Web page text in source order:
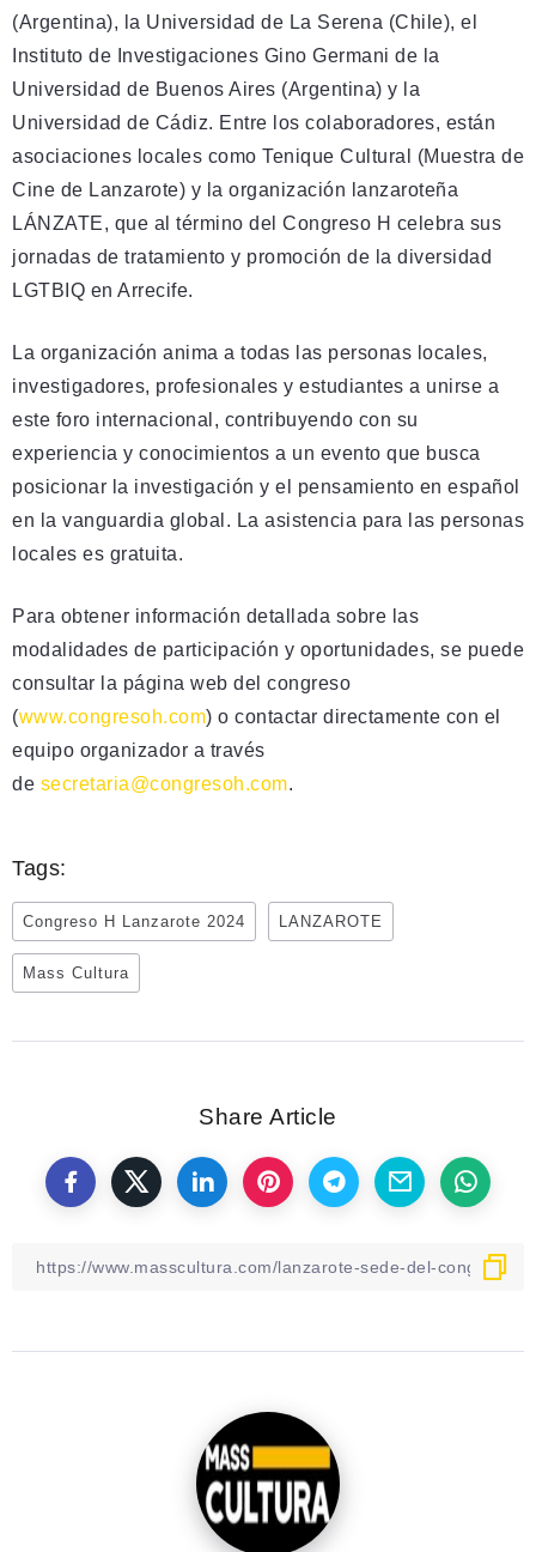
(Argentina), la Universidad de La Serena (Chile), el
Instituto de Investigaciones Gino Germani de la
Universidad de Buenos Aires (Argentina) y la
Universidad de Cádiz. Entre los colaboradores, están
asociaciones locales como Tenique Cultural (Muestra de
Cine de Lanzarote) y la organización lanzaroteña
LÁNZATE, que al término del Congreso H celebra sus
jornadas de tratamiento y promoción de la diversidad
LGTBIQ en Arrecife.
La organización anima a todas las personas locales,
investigadores, profesionales y estudiantes a unirse a
este foro internacional, contribuyendo con su
experiencia y conocimientos a un evento que busca
posicionar la investigación y el pensamiento en español
en la vanguardia global. La asistencia para las personas
locales es gratuita.
Para obtener información detallada sobre las
modalidades de participación y oportunidades, se puede
consultar la página web del congreso
(www.congresoh.com) o contactar directamente con el
equipo organizador a través
de secretaria@congresoh.com.
Tags:
Congreso H Lanzarote 2024 LANZAROTE
Mass Cultura
Share Article